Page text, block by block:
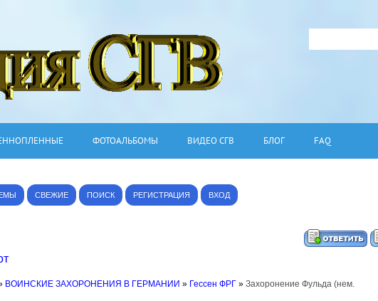
ФОТОАЛЬБОМЫ ВИДЕО СГВ БЛОГ FAQ
СВЕЖИЕ ПОИСК РЕГИСТРАЦИЯ ВХОД
ВОИНСКИЕ ЗАХОРОНЕНИЯ В ГЕРМАНИИ » Гессен ФРГ » Захоронение Фульда (нем.